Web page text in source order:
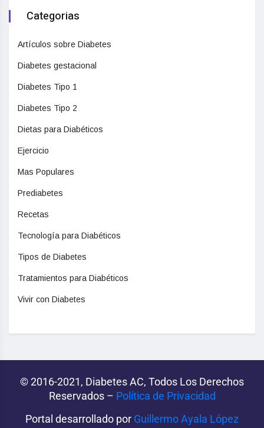
Categorias
Artículos sobre Diabetes
Diabetes gestacional
Diabetes Tipo 1
Diabetes Tipo 2
Dietas para Diabéticos
Ejercicio
Mas Populares
Prediabetes
Recetas
Tecnología para Diabéticos
Tipos de Diabetes
Tratamientos para Diabéticos
Vivir con Diabetes
© 2016-2021, Diabetes AC, Todos Los Derechos
Reservados – Política de Privacidad‌­
Portal desarrollado por Guillermo Ayala López